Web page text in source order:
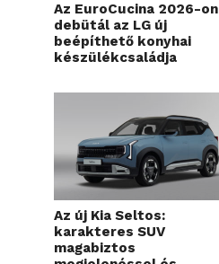
Az EuroCucina 2026-on
debütál az LG új
beépíthető konyhai
készülékcsaládja
Az új Kia Seltos:
karakteres SUV
magabiztos